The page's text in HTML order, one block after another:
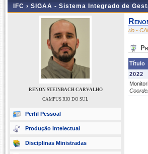
IFC › SIGAA - Sistema Integrado de
RENON STEINBACH CARVALHO
CAMPUS RIO DO SUL
Perfil Pessoal
Produção Intelectual
Disciplinas Ministradas
rio -
Título
2022